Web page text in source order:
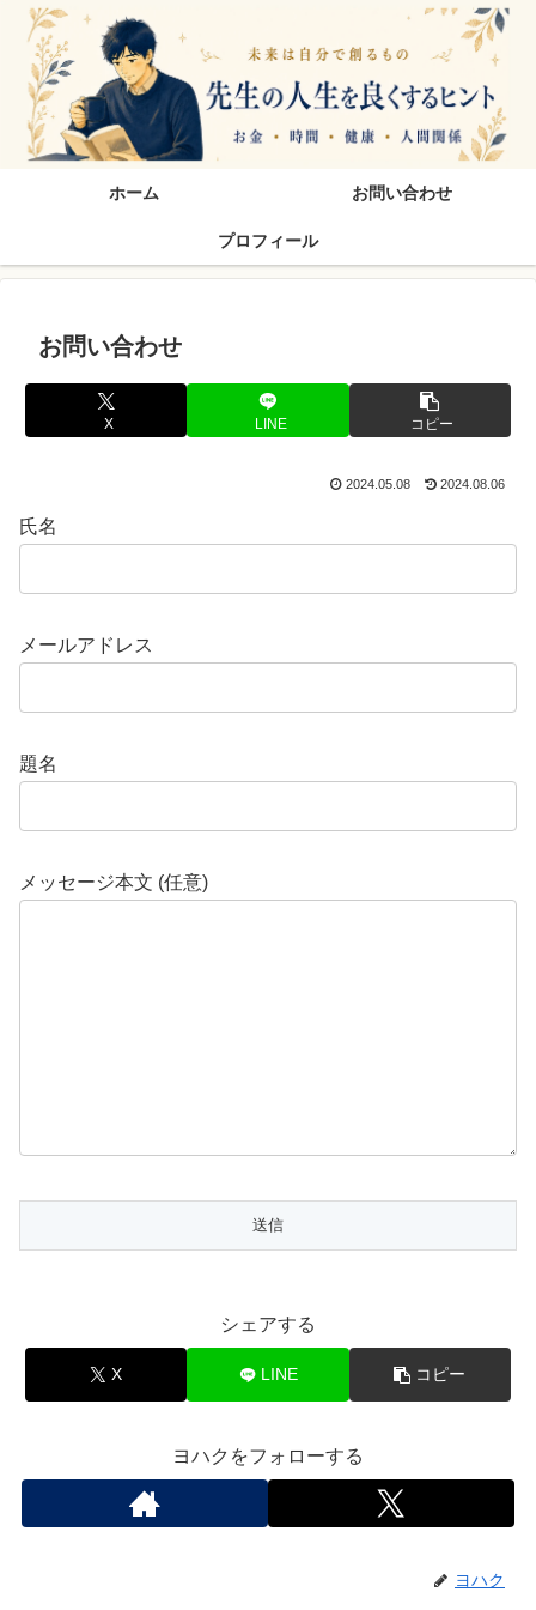
先生の人生を良くするヒン
ホーム お問い合わせ
プロフィール
お問い合わせ
X LINE コピー
2024.05.08 2024.08.06
氏名
メールアドレス
題名
メッセージ本文 (任意)
シェアする
X LINE コピー
ヨハクをフォローする
ヨハク